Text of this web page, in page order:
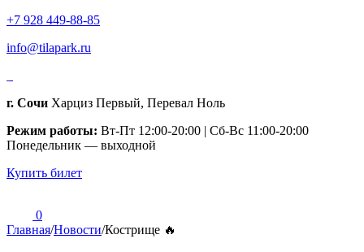
+7 928 449-88-85
info@tilapark.ru
г. Сочи Харциз Первый, Перевал Ноль
Режим работы: Вт-Пт 12:00-20:00 | Сб-Вс 11:00-20:00
Понедельник — выходной
Купить билет
0
Главная/Новости/Кострище 🔥